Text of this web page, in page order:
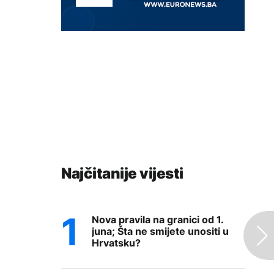
Najčitanije vijesti
Nova pravila na granici od 1.
juna; Šta ne smijete unositi u
Hrvatsku?